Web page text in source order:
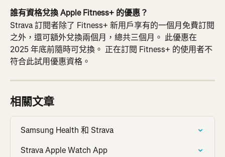
誰有資格兌換 Apple Fitness+ 的優惠？
Strava 訂閱者除了 Fitness+ 新用戶享有的一個月免費訂閱
之外，還可額外兌換兩個月，總共三個月。 此優惠在
2025 年底前隨時可兌換。 正在訂閱 Fitness+ 的使用者不
符合此試用優惠資格。
相關文章
Samsung Health 和 Strava
Strava Apple Watch App